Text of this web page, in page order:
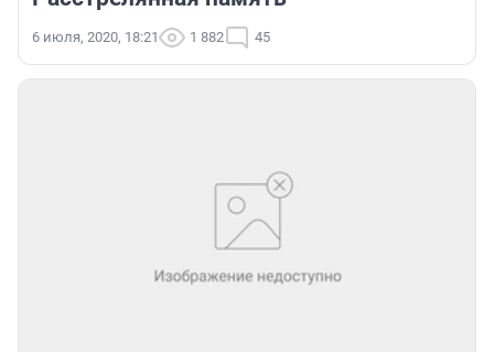
6 июля, 2020, 18:21 1 882 45